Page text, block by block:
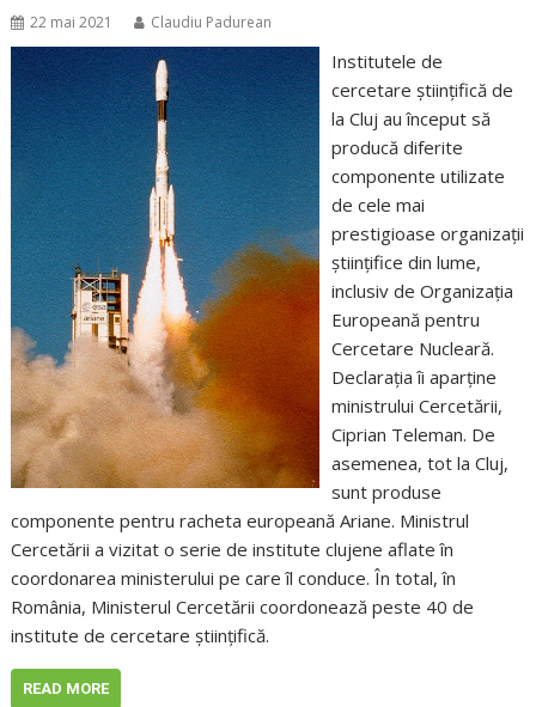
22 mai 2021 Claudiu Padurean
Institutele de
cercetare științifică de
la Cluj au început să
producă diferite
componente utilizate
de cele mai
prestigioase organizații
științifice din lume,
inclusiv de Organizația
Europeană pentru
Cercetare Nucleară.
Declarația îi aparține
ministrului Cercetării,
Ciprian Teleman. De
asemenea, tot la Cluj,
sunt produse
componente pentru racheta europeană Ariane. Ministrul
Cercetării a vizitat o serie de institute clujene aflate în
coordonarea ministerului pe care îl conduce. În total, în
România, Ministerul Cercetării coordonează peste 40 de
institute de cercetare științifică.
READ MORE